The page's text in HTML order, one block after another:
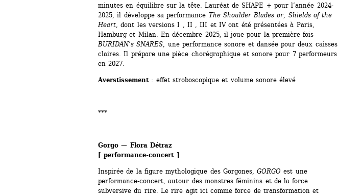
minutes en équilibre sur la tête. Lauréat de SHAPE + pour l’année 2024-
2025, il développe sa performance The Shoulder Blades or, Shields of the
Heart , dont les versions I , II , III et IV ont été présentées à Paris,
Hamburg et Milan. En décembre 2025, il joue pour la première fois
BURIDAN’s SNARES , une performance sonore et dansée pour deux caisses
claires. Il prépare une pièce chorégraphique et sonore pour 7 performeurs
en 2027.
Averstissement: effet stroboscopique et volume sonore élevé
***
Gorgo — Flora Détraz
[ performance-concert ]
Inspirée de la figure mythologique des Gorgones, GORGO est une
performance-concert, autour des monstres féminins et de la force
subversive du rire. Le rire agit ici comme force de transformation et